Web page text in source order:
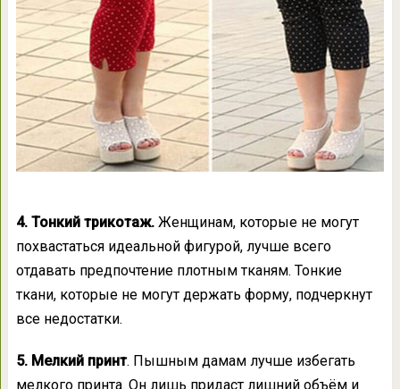
4. Тонкий трикотаж.Женщинам, которые не могут
похвастаться идеальной фигурой, лучше всего
отдавать предпочтение плотным тканям. Тонкие
ткани, которые не могут держать форму, подчеркнут
все недостатки.
5. Мелкий принт. Пышным дамам лучше избегать
мелкого принта. Он лишь придаст лишний объём и